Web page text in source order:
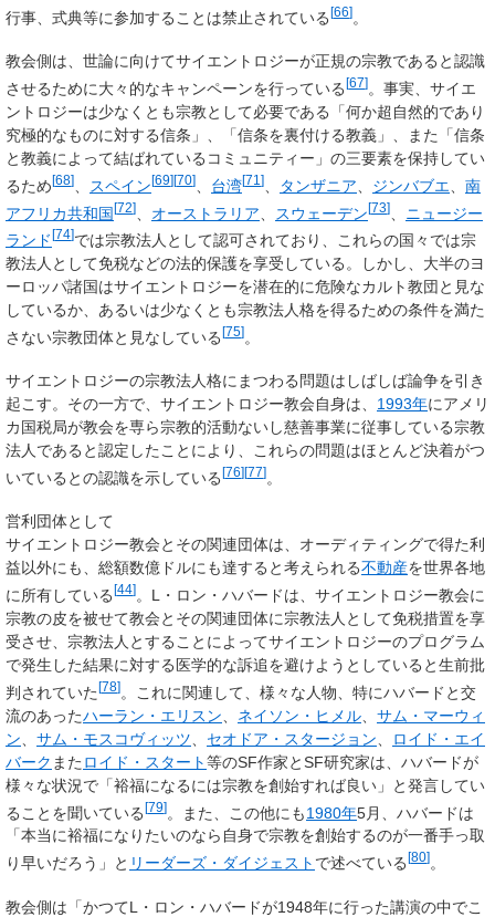
行事、式典等に参加することは禁止されている[66]。
教会側は、世論に向けてサイエントロジーが正規の宗教であると認識
させるために大々的なキャンペーンを行っている [67] 。事実、サイエ
ントロジーは少なくとも宗教として必要である「何か超自然的であり
究極的なものに対する信条」、「信条を裏付ける教義」、また「信条
と教義によって結ばれているコミュニティー」の三要素を保持してい
るため[68] スペイン[69][70] 台湾[71 ] タンザニア ジンバブエ
南
アフリカ共和国[72] オーストラリア スウェーデン[73]
ニュージー
ランド [74]では宗教法人として認可されており、これらの国々では宗
教法人として免税などの法的保護を享受している。しかし、大半のヨ
ーロッパ諸国はサイエントロジーを潜在的に危険なカルト教団と見な
しているか、あるいは少なくとも宗教法人格を得るための条件を満た
さない宗教団体と見なしている[75]。
サイエントロジーの宗教法人格にまつわる問題はしばしば論争を引き
起こす。その一方で、サイエントロジー教会自身は、 1993年にアメリ
カ国税局が教会を専ら宗教的活動ないし慈善事業に従事している宗教
法人であると認定したことにより、これらの問題はほとんど決着がつ
いているとの認識を示している [76][77] 。
営利団体として
サイエントロジー教会とその関連団体は、オーディティングで得た利
益以外にも、総額数億ドルにも達すると考えられる不動産を世界各地
に所有している [44] 。L・ロン・ハバードは、サイエントロジー教会に
宗教の皮を被せて教会とその関連団体に宗教法人として免税措置を享
受させ、宗教法人とすることによってサイエントロジーのプログラム
で発生した結果に対する医学的な訴追を避けようとしていると生前批
判されていた[78]。これに関連して、様々な人物、特にハバードと交
流のあったハーラン・エリスン ネイソン・ヒメル
サム・マーウィ
ン
サム・モスコヴィッツ セオドア・スタージョン
ロイド・エイ
バーク また ロイド・スタート等のSF作家とSF研究家は、ハバードが
様々な状況で「裕福になるには宗教を創始すれば良い」と発言してい
ることを聞いている[79]。また、この他にも1980年5月、ハバードは
「本当に裕福になりたいのなら自身で宗教を創始するのが一番手っ取
り早いだろう」と リーダーズ・ダイジェスト で述べている [80] 。
教会側は「かつてL・ロン・ハバードが1948年に行った講演の中でこ